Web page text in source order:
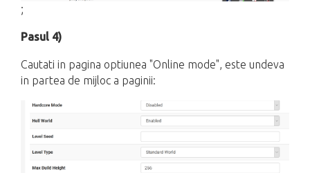
;
Pasul 4)
Cautati in pagina optiunea "Online mode", este undeva
in partea de mijloc a paginii: